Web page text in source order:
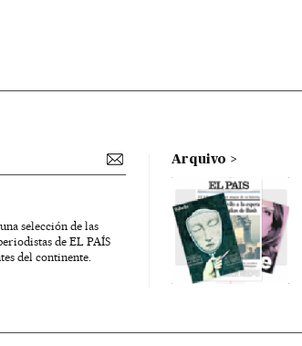
selección de las
de EL PAÍS
del continente.
Arquivo